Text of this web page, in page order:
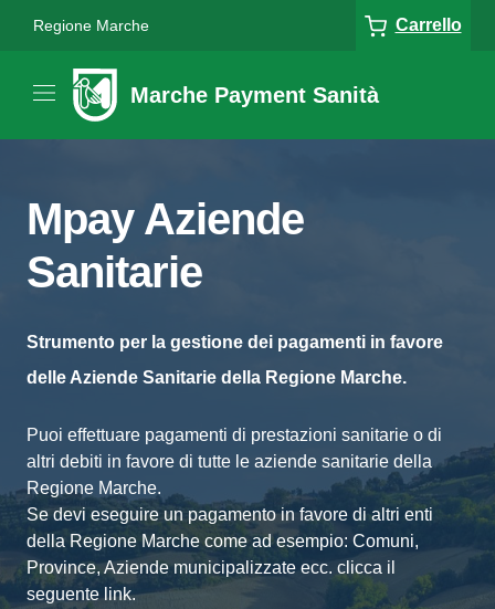
Regione Marche Carrello
Marche Payment Sanità
Mpay Aziende
Sanitarie
Strumento per la gestione dei pagamenti in favore
delle Aziende Sanitarie della Regione Marche.
Puoi effettuare pagamenti di prestazioni sanitarie o di
altri debiti in favore di tutte le aziende sanitarie della
Regione Marche.
Se devi eseguire un pagamento in favore di altri enti
della Regione Marche come ad esempio: Comuni,
Province, Aziende municipalizzate ecc. clicca il
seguente link.